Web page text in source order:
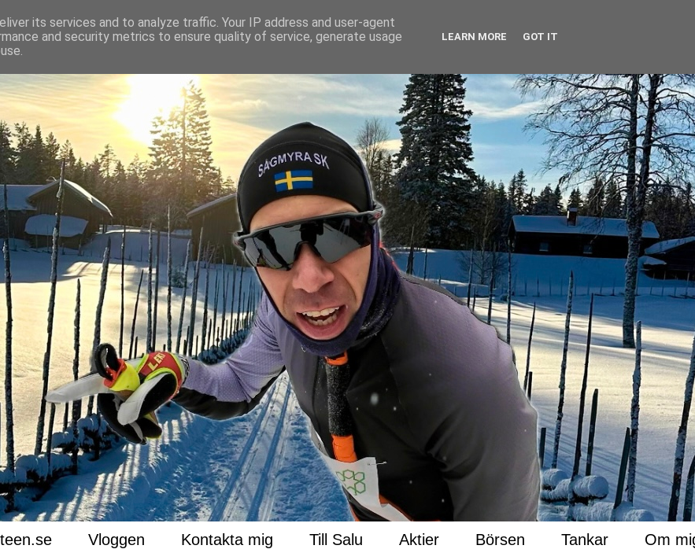
Vloggen Kontakta mig Till Salu Aktier Börsen Tankar Om
its services and to analyze traffic. Your IP address and user-agent
and security metrics to ensure quality of service, generate usage
LEARN MORE GOT IT